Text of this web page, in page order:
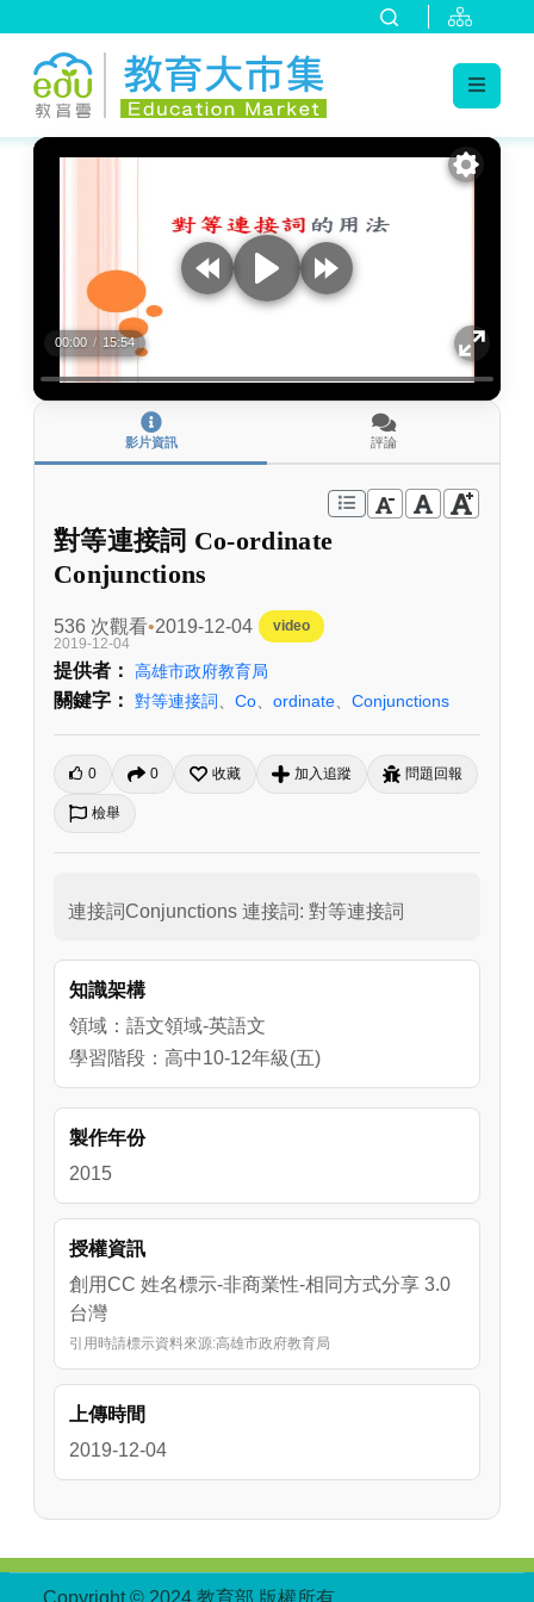
:::
00:00 / 15:54
影片資訊 評論
對等連接詞 Co-ordinate
Conjunctions
536 次觀看 2019-12-04
video
2019-12-04
提供者： 高雄市政府教育局
關鍵字： 對等連接詞 Co ordinate Conjunctions
0 0 收藏 加入追蹤 問題回報
檢舉
連接詞Conjunctions 連接詞: 對等連接詞
知識架構
領域：語文領域-英語文
學習階段：高中10-12年級(五)
製作年份
2015
授權資訊
創用CC 姓名標示-非商業性-相同方式分享 3.0
台灣
引用時請標示資料來源:高雄市政府教育局
上傳時間
2019-12-04
Copyright © 2024 教育部 版權所有